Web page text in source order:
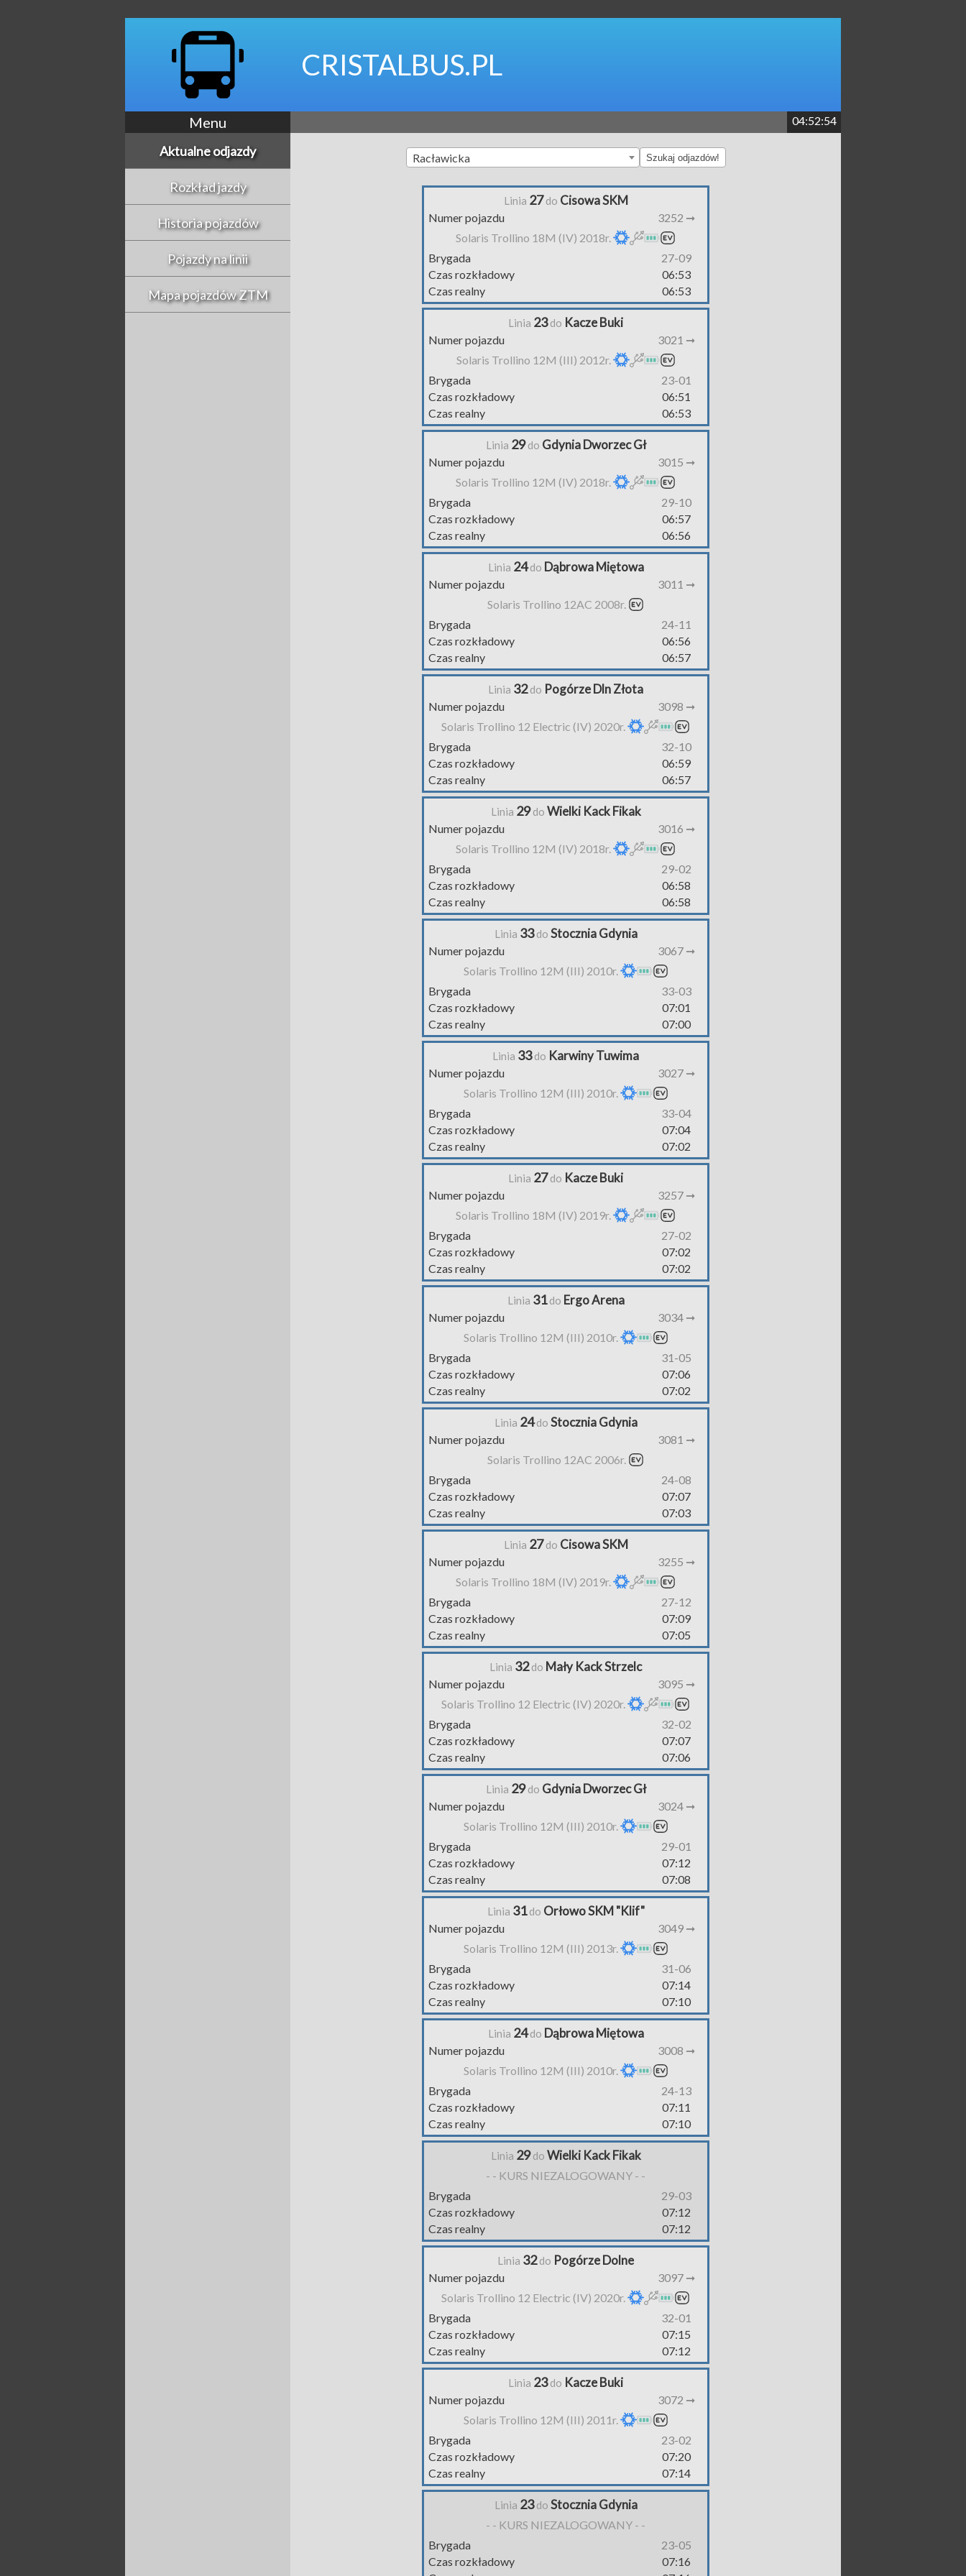
CRISTALBUS.PL
Menu 04:52:55
Aktualne odjazdy
Rozkład jazdy
Historia pojazdów
Pojazdy na linii
Mapa pojazdów ZTM
Racławicka Szukaj odjazdów!
Linia 27do Cisowa SKM
Numer pojazdu
3252 ➞
Solaris Trollino 18M (IV) 2018r.
Brygada
27-09
Czas rozkładowy
06:53
Czas realny
06:53
Linia 23do Kacze Buki
Numer pojazdu
3021 ➞
Solaris Trollino 12M (III) 2012r.
Brygada
23-01
Czas rozkładowy
06:51
Czas realny
06:53
Linia 29do Gdynia Dworzec Gł
Numer pojazdu
3015 ➞
Solaris Trollino 12M (IV) 2018r.
Brygada
29-10
Czas rozkładowy
06:57
Czas realny
06:56
Linia 24do Dąbrowa Miętowa
Numer pojazdu
3011 ➞
Solaris Trollino 12AC 2008r.
Brygada
24-11
Czas rozkładowy
06:56
Czas realny
06:57
Linia 32do Pogórze Dln Złota
Numer pojazdu
3098 ➞
Solaris Trollino 12 Electric (IV) 2020r.
Brygada
32-10
Czas rozkładowy
06:59
Czas realny
06:57
Linia 29do Wielki Kack Fikak
Numer pojazdu
3016 ➞
Solaris Trollino 12M (IV) 2018r.
Brygada
29-02
Czas rozkładowy
06:58
Czas realny
06:58
Linia 33do Stocznia Gdynia
Numer pojazdu
3067 ➞
Solaris Trollino 12M (III) 2010r.
Brygada
33-03
Czas rozkładowy
07:01
Czas realny
07:00
Linia 33do Karwiny Tuwima
Numer pojazdu
3027 ➞
Solaris Trollino 12M (III) 2010r.
Brygada
33-04
Czas rozkładowy
07:04
Czas realny
07:02
Linia 27do Kacze Buki
Numer pojazdu
3257 ➞
Solaris Trollino 18M (IV) 2019r.
Brygada
27-02
Czas rozkładowy
07:02
Czas realny
07:02
Linia 31do Ergo Arena
Numer pojazdu
3034 ➞
Solaris Trollino 12M (III) 2010r.
Brygada
31-05
Czas rozkładowy
07:06
Czas realny
07:02
Linia 24do Stocznia Gdynia
Numer pojazdu
3081 ➞
Solaris Trollino 12AC 2006r.
Brygada
24-08
Czas rozkładowy
07:07
Czas realny
07:03
Linia 27do Cisowa SKM
Numer pojazdu
3255 ➞
Solaris Trollino 18M (IV) 2019r.
Brygada
27-12
Czas rozkładowy
07:09
Czas realny
07:05
Linia 32do Mały Kack Strzelc
Numer pojazdu
3095 ➞
Solaris Trollino 12 Electric (IV) 2020r.
Brygada
32-02
Czas rozkładowy
07:07
Czas realny
07:06
Linia 29do Gdynia Dworzec Gł
Numer pojazdu
3024 ➞
Solaris Trollino 12M (III) 2010r.
Brygada
29-01
Czas rozkładowy
07:12
Czas realny
07:08
Linia 31do Orłowo SKM "Klif"
Numer pojazdu
3049 ➞
Solaris Trollino 12M (III) 2013r.
Brygada
31-06
Czas rozkładowy
07:14
Czas realny
07:10
Linia 24do Dąbrowa Miętowa
Numer pojazdu
3008 ➞
Solaris Trollino 12M (III) 2010r.
Brygada
24-13
Czas rozkładowy
07:11
Czas realny
07:10
Linia 29do Wielki Kack Fikak
- - KURS NIEZALOGOWANY - -
Brygada
29-03
Czas rozkładowy
07:12
Czas realny
07:12
Linia 32do Pogórze Dolne
Numer pojazdu
3097 ➞
Solaris Trollino 12 Electric (IV) 2020r.
Brygada
32-01
Czas rozkładowy
07:15
Czas realny
07:12
Linia 23do Kacze Buki
Numer pojazdu
3072 ➞
Solaris Trollino 12M (III) 2011r.
Brygada
23-02
Czas rozkładowy
07:20
Czas realny
07:14
Linia 23do Stocznia Gdynia
- - KURS NIEZALOGOWANY - -
Brygada
23-05
Czas rozkładowy
07:16